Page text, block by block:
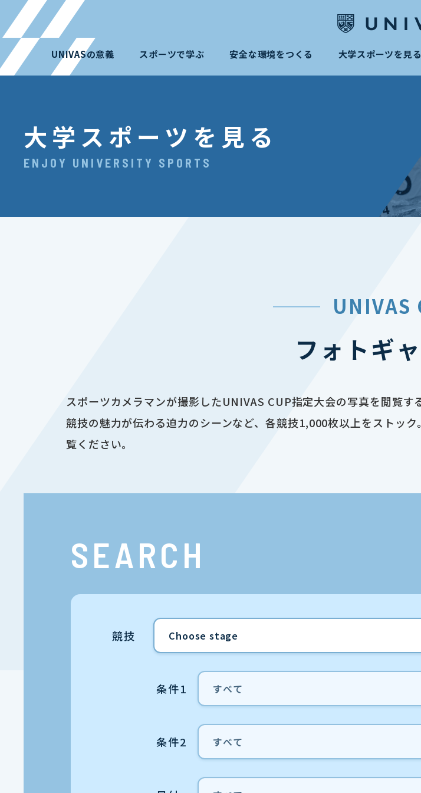
UNIVASの意義 スポーツで学ぶ 安全な環境をつくる 大学スポーツを見る
大学スポーツを見る
ENJOY UNIVERSITY SPORTS
UNIVAS
フォトギ
スポーツカメラマンが撮影したUNIVAS CUP指定大会の写真を閲覧
競技の魅力が伝わる迫力のシーンなど、各競技1,000枚以上をストッ
覧ください。
SEARCH
競技
条件1
条件2